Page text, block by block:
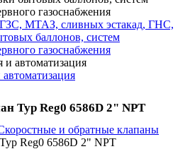
МТАЗ, сливных эстакад, ГНС,
баллонов, систем
газоснабжения
Typ Reg0 6586D 2" NPT
и обратные клапаны
Reg0 6586D 2" NPT